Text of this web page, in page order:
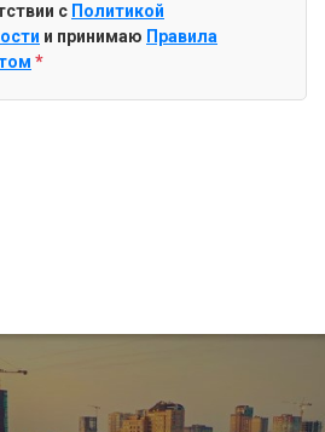
с Политикой
и принимаю Правила
*